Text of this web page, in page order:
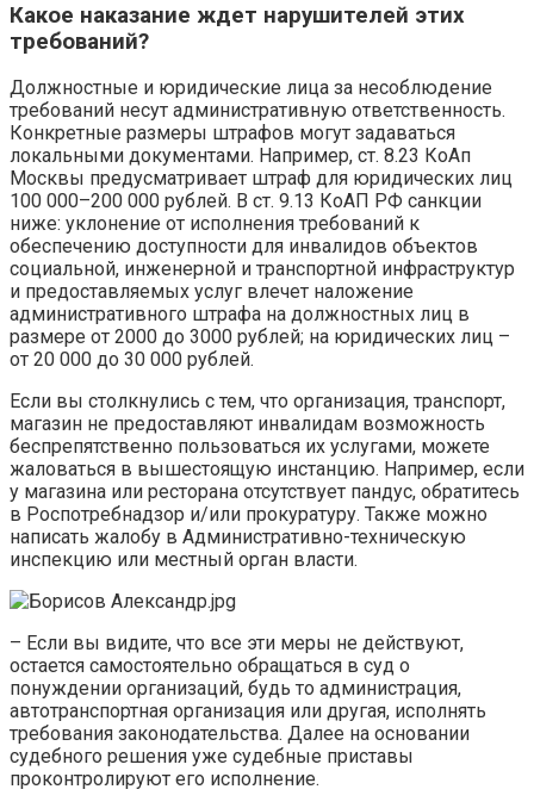
Какое наказание ждет нарушителей этих
требований?
Должностные и юридические лица за несоблюдение
требований несут административную ответственность.
Конкретные размеры штрафов могут задаваться
локальными документами. Например, ст. 8.23 КоАп
Москвы предусматривает штраф для юридических лиц
100 000–200 000 рублей. В ст. 9.13 КоАП РФ санкции
ниже: уклонение от исполнения требований к
обеспечению доступности для инвалидов объектов
социальной, инженерной и транспортной инфраструктур
и предоставляемых услуг влечет наложение
административного штрафа на должностных лиц в
размере от 2000 до 3000 рублей; на юридических лиц –
от 20 000 до 30 000 рублей.
Если вы столкнулись с тем, что организация, транспорт,
магазин не предоставляют инвалидам возможность
беспрепятственно пользоваться их услугами, можете
жаловаться в вышестоящую инстанцию. Например, если
у магазина или ресторана отсутствует пандус, обратитесь
в Роспотребнадзор и/или прокуратуру. Также можно
написать жалобу в Административно-техническую
инспекцию или местный орган власти.
– Если вы видите, что все эти меры не действуют,
остается самостоятельно обращаться в суд о
понуждении организаций, будь то администрация,
автотранспортная организация или другая, исполнять
требования законодательства. Далее на основании
судебного решения уже судебные приставы
проконтролируют его исполнение.